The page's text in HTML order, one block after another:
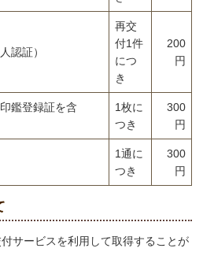
認証）
再交
付1件
につ
き
200
円
鑑登録証を含
1枚に
つき
300
円
1通に
つき
300
円
サービスを利用して取得することが